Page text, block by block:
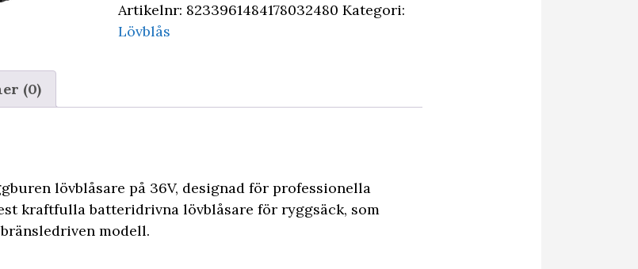
Artikelnr: 8233961484178032480 Kategori:
Lövblås
(0)
lövblåsare på 36V, designad för professionella
kraftfulla batteridrivna lövblåsare för ryggsäck, som
modell.